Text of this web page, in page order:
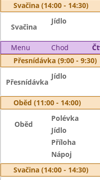
Svačina (14:00 - 14:30)
Svačina
Jídlo
Menu Chod
Přesnídávka (9:00 - 9:30)
Přesnídávka
Jídlo
Oběd (11:00 - 14:00)
Oběd
Polévka
Jídlo
Příloha
Nápoj
Svačina (14:00 - 14:30)